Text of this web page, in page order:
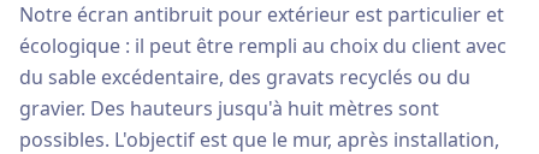
Notre écran antibruit pour extérieur est particulier et
écologique : il peut être rempli au choix du client avec
du sable excédentaire, des gravats recyclés ou du
gravier. Des hauteurs jusqu'à huit mètres sont
possibles. L'objectif est que le mur, après installation,